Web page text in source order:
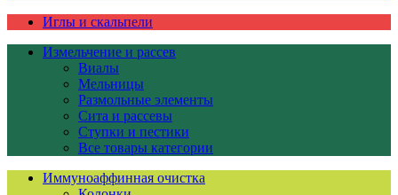
Иглы и скальпели
Измельчение и рассев
Виалы
Мельницы
Размольные элементы
Сита и рассевы
Ступки и пестики
Все товары категории
Иммуноаффинная очистка